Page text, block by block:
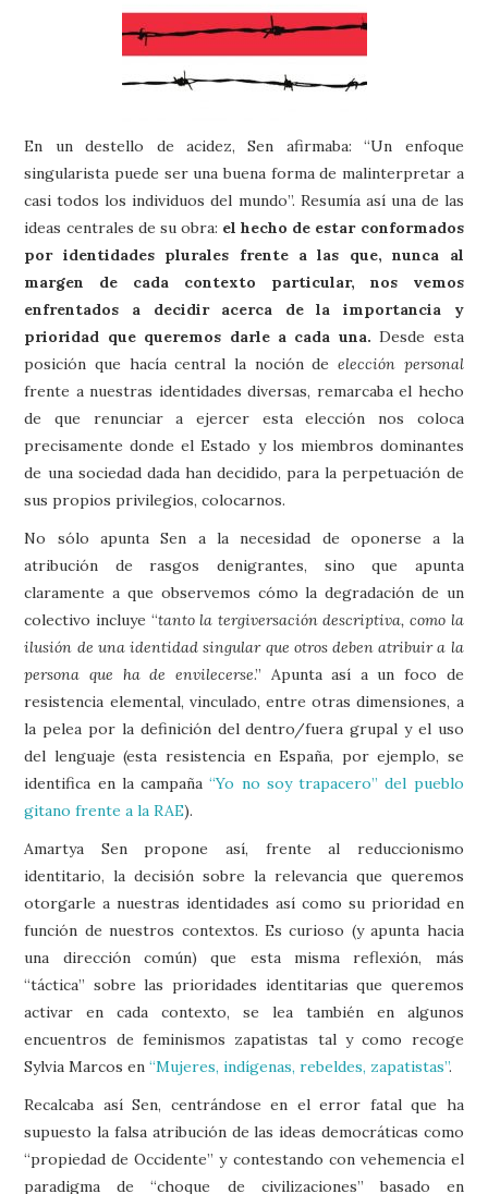
En un destello de acidez, Sen afirmaba: “Un enfoque
singularista puede ser una buena forma de malinterpretar a
casi todos los individuos del mundo”. Resumía así una de las
ideas centrales de su obra: el hecho de estar conformados
por identidades plurales frente a las que, nunca al
margen de cada contexto particular, nos vemos
enfrentados a decidir acerca de la importancia y
prioridad que queremos darle a cada una. Desde esta
posición que hacía central la noción de elección personal
frente a nuestras identidades diversas, remarcaba el hecho
de que renunciar a ejercer esta elección nos coloca
precisamente donde el Estado y los miembros dominantes
de una sociedad dada han decidido, para la perpetuación de
sus propios privilegios, colocarnos.
No sólo apunta Sen a la necesidad de oponerse a la
atribución de rasgos denigrantes, sino que apunta
claramente a que observemos cómo la degradación de un
colectivo incluye “tanto la tergiversación descriptiva, como la
ilusión de una identidad singular que otros deben atribuir a la
persona que ha de envilecerse.” Apunta así a un foco de
resistencia elemental, vinculado, entre otras dimensiones, a
la pelea por la definición del dentro/fuera grupal y el uso
del lenguaje (esta resistencia en España, por ejemplo, se
identifica en la campaña“Yo no soy trapacero” del pueblo
gitano frente a la RAE).
Amartya Sen propone así, frente al reduccionismo
identitario, la decisión sobre la relevancia que queremos
otorgarle a nuestras identidades así como su prioridad en
función de nuestros contextos. Es curioso (y apunta hacia
una dirección común) que esta misma reflexión, más
“táctica” sobre las prioridades identitarias que queremos
activar en cada contexto, se lea también en algunos
encuentros de feminismos zapatistas tal y como recoge
Sylvia Marcos en“Mujeres, indígenas, rebeldes, zapatistas”.
Recalcaba así Sen, centrándose en el error fatal que ha
supuesto la falsa atribución de las ideas democráticas como
“propiedad de Occidente” y contestando con vehemencia el
paradigma de “choque de civilizaciones” basado en